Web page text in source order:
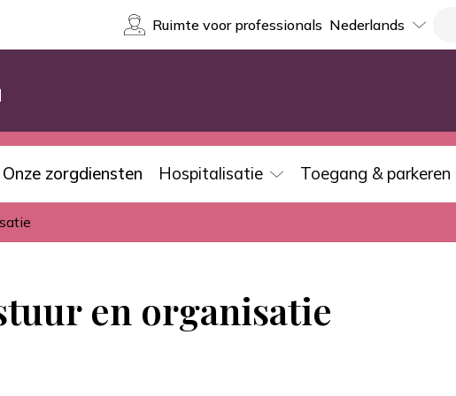
Ruimte voor professionals
Select
your
language
Onze zorgdiensten Hospitalisatie Toegang & parkeren
en organisatie